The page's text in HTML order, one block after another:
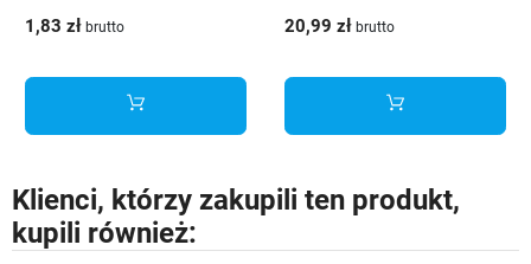
1,83 zł brutto 20,99 zł brutto
Klienci, którzy zakupili ten produkt,
kupili również: